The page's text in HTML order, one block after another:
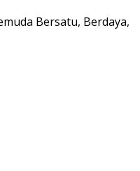
Bersatu, Berdaya,